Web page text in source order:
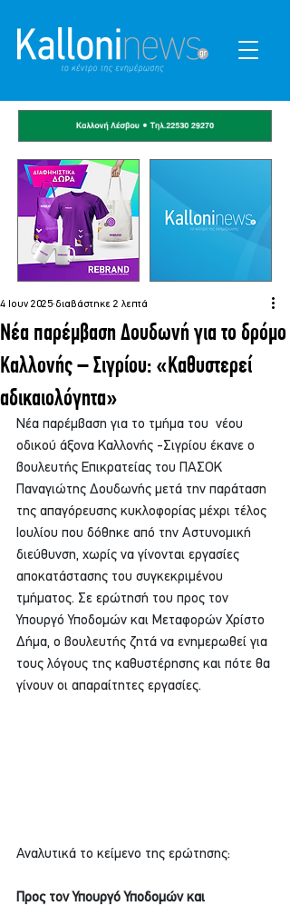
Νέα παρέμβαση Δουδωνή για το δρόμο
Καλλονής – Σιγρίου: «Καθυστερεί
αδικαιολόγητα»
4 Ιουν 2025 διαβάστηκε 2 λεπτά
Νέα παρέμβαση για το τμήμα του  νέου
οδικού άξονα Καλλονής -Σιγρίου έκανε ο
βουλευτής Επικρατείας του ΠΑΣΟΚ
Παναγιώτης Δουδωνής μετά την παράταση
της απαγόρευσης κυκλοφορίας μέχρι τέλος
Ιουλίου που δόθηκε από την Αστυνομική
διεύθυνση, χωρίς να γίνονται εργασίες
αποκατάστασης του συγκεκριμένου
τμήματος. Σε ερώτησή του προς τον
Υπουργό Υποδομών και Μεταφορών Χρίστο
Δήμα, ο βουλευτής ζητά να ενημερωθεί για
τους λόγους της καθυστέρησης και πότε θα
γίνουν οι απαραίτητες εργασίες.
Αναλυτικά το κείμενο της ερώτησης:
Προς τον Υπουργό Υποδομών και